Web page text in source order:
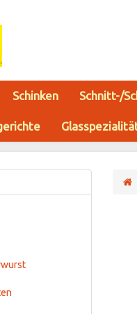
Schinken Schnitt-/